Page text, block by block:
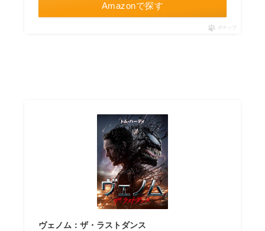
Amazonで探す
ポチップ
ヴェノム：ザ・ラストダンス